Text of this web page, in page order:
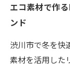
エコ素材で作
ンド
渋川市で冬を快
素材を活用した